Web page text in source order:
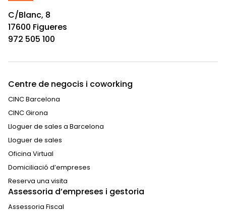
C/Blanc, 8
17600 Figueres
972 505 100
Centre de negocis i coworking
CINC Barcelona
CINC Girona
Lloguer de sales a Barcelona
Lloguer de sales
Oficina Virtual
Domiciliació d’empreses
Reserva una visita
Assessoria d’empreses i gestoria
Assessoria Fiscal